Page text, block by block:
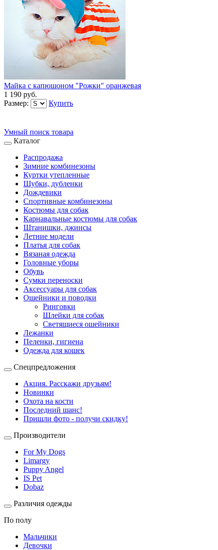
Майка с капюшоном "Рожки" оранжевая
1 190 руб.
Размер:
Купить
Умный поиск товара
Каталог
Распродажа
Зимние комбинезоны
Куртки утепленные
Шубки, дубленки
Дождевики
Спортивные комбинезоны
Костюмы для собак
Карнавальные костюмы для собак
Штанишки, джинсы
Летние модели
Платья для собак
Вязаная одежда
Головные уборы
Обувь
Сумки переноски
Аксессуары для собак
Ошейники и поводки
Ринговки
Шлейки для собак
Светящиеся ошейники
Лежанки
Пеленки, гигиена
Одежда для кошек
Спецпредложения
Акция. Расскажи друзьям!
Новинки
Охота на кости
Последний шанс!
Пришли фото - получи скидку!
Производители
For My Dogs
Limargy
Puppy Angel
IS Pet
Dobaz
Различия одежды
По полу
Мальчики
Девочки